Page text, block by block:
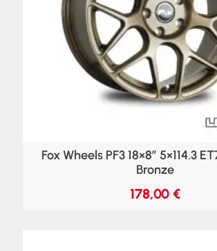
Fox Wheels PF3 18×8″ 5×114.3
Bronze
178,00 €